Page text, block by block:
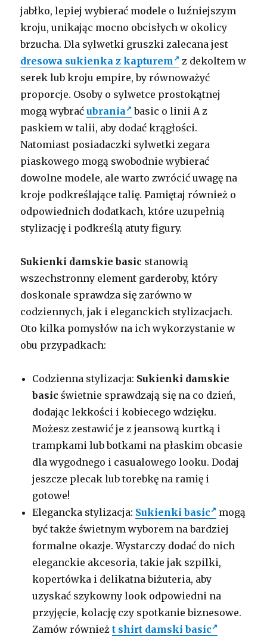
jabłko, lepiej wybierać modele o luźniejszym
kroju, unikając mocno obcisłych w okolicy
brzucha. Dla sylwetki gruszki zalecana jest
dresowa sukienka z kapturem
z dekoltem w
serek lub kroju empire, by równoważyć
proporcje. Osoby o sylwetce prostokątnej
mogą wybraćubrania
basic o linii A z
paskiem w talii, aby dodać krągłości.
Natomiast posiadaczki sylwetki zegara
piaskowego mogą swobodnie wybierać
dowolne modele, ale warto zwrócić uwagę na
kroje podkreślające talię. Pamiętaj również o
odpowiednich dodatkach, które uzupełnią
stylizację i podkreślą atuty figury.
Sukienki damskie basic stanowią
wszechstronny element garderoby, który
doskonale sprawdza się zarówno w
codziennych, jak i eleganckich stylizacjach.
Oto kilka pomysłów na ich wykorzystanie w
obu przypadkach:
Codzienna stylizacja: Sukienki damskie
basic świetnie sprawdzają się na co dzień,
dodając lekkości i kobiecego wdzięku.
Możesz zestawić je z jeansową kurtką i
trampkami lub botkami na płaskim obcasie
dla wygodnego i casualowego looku. Dodaj
jeszcze plecak lub torebkę na ramię i
gotowe!
Elegancka stylizacja: Sukienki basic
mogą
być także świetnym wyborem na bardziej
formalne okazje. Wystarczy dodać do nich
eleganckie akcesoria, takie jak szpilki,
kopertówka i delikatna biżuteria, aby
uzyskać szykowny look odpowiedni na
przyjęcie, kolację czy spotkanie biznesowe.
Zamów równieżt shirt damski basic